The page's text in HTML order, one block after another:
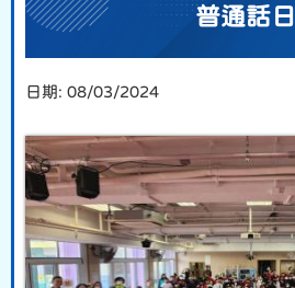
普通話日
日期: 08/03/2024